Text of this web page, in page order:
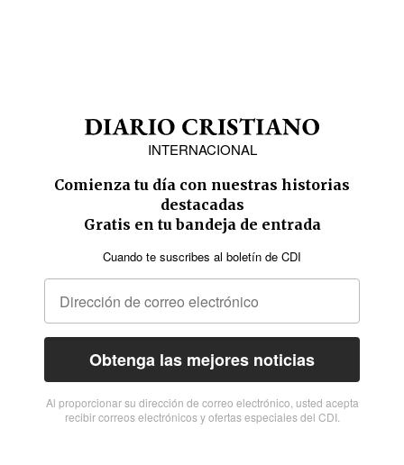
INTERNACIONAL
Comienza tu día con nuestras historias
destacadas
Gratis en tu bandeja de entrada
Cuando te suscribes al boletín de CDI
Obtenga las mejores noticias
Al proporcionar su dirección de correo electrónico, usted acepta
recibir correos electrónicos y ofertas especiales del CDI.